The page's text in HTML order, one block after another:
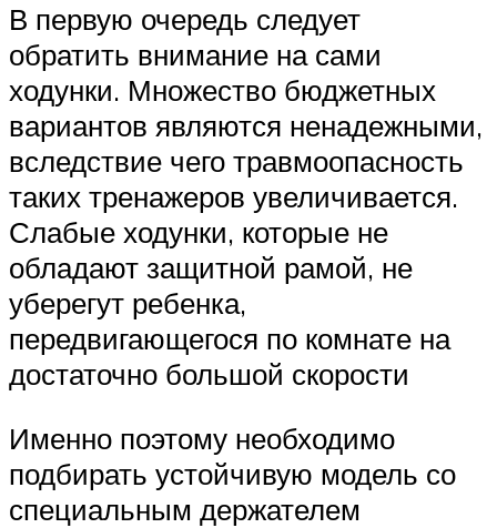
В первую очередь следует
обратить внимание на сами
ходунки. Множество бюджетных
вариантов являются ненадежными,
вследствие чего травмоопасность
таких тренажеров увеличивается.
Слабые ходунки, которые не
обладают защитной рамой, не
уберегут ребенка,
передвигающегося по комнате на
достаточно большой скорости
Именно поэтому необходимо
подбирать устойчивую модель со
специальным держателем